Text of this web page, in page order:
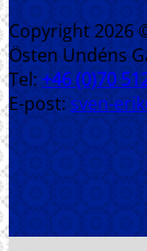
Copyright 2026
Östen Undéns
Tel: +46 (0)70
E-post: sven-